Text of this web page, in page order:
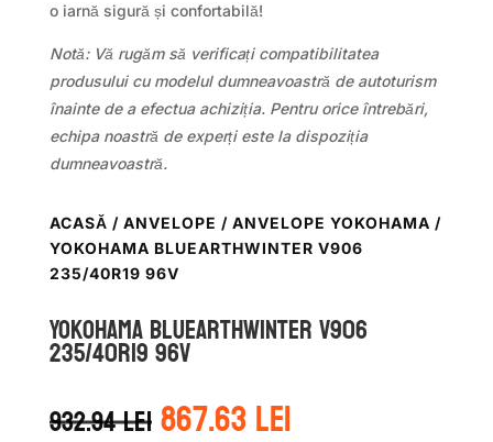
o iarnă sigură și confortabilă!
Notă: Vă rugăm să verificați compatibilitatea
produsului cu modelul dumneavoastră de autoturism
înainte de a efectua achiziția. Pentru orice întrebări,
echipa noastră de experți este la dispoziția
dumneavoastră.
ACASĂ / ANVELOPE / ANVELOPE YOKOHAMA /
YOKOHAMA BLUEARTHWINTER V906
235/40R19 96V
Yokohama BLUEARTHWINTER V906
235/40R19 96V
932.94leiPrețul
867.63leiPrețul